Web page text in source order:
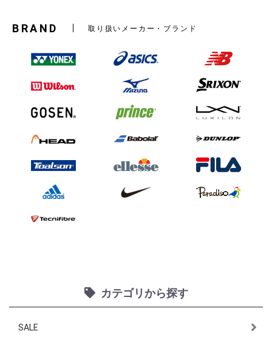
BRAND 取り扱いメーカー・ブランド
カテゴリから探す
SALE